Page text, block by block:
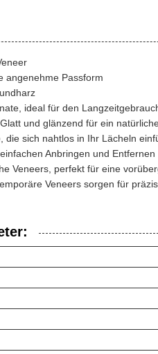
angenehme Passform
ideal für den
und glänzend für ein
die sich nahtlos in Ihr Lächeln
Anbringen und Entfernen
Veneers, perfekt für eine
Veneers sorgen für